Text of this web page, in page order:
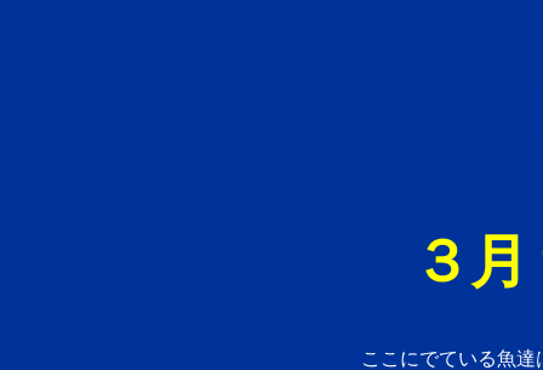
３
ここにでている魚